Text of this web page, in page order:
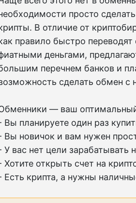
просто
В отличие от
правило быстро
деньгами,
перечнем банков и
сделать обмен с
— ваш
Вы планируете один раз
Вы новичок и вам нужен
У вас нет цели зарабатывать
Хотите открыть счет на
Есть крипта, а нужны